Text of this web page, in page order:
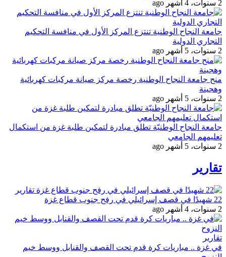
2 سنوات، 4 أشهر ago
جامعة النجاح الوطنية تنتزع المركز الأول في منافسة التحكيم
التجاري الدولية
2 سنوات، 5 أشهر ago
منح جامعة النجاح الوطنية رخصة مركز صيانة مركبات كهربائية
وهجينة
2 سنوات، 5 أشهر ago
جامعة النجاح الوطنيّة تطلق مبادرة لتمكين طلبة غزة من استكمال
تعليمهم الجامعي
2 سنوات، 5 أشهر ago
تقارير
تقارير
22 شهيدًا في قصف إسرائيلي في رفح جنوب قطاع غزة
2 سنوات، 4 أشهر ago
تقارير
في غزة .. مباريات كرة قدم تحت القصف والقنابل ووسط خيم